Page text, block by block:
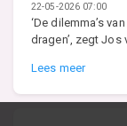
22-05-2026 07:00
‘De dilemma’s
dragen’, zegt Jos
Lees meer